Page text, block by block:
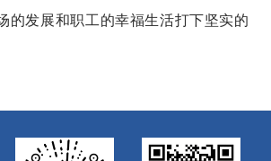
的发展和职工的幸福生活打下坚实的